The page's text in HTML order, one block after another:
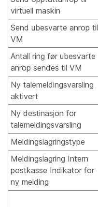
virtuell maskin
Send ubesvarte anrop til
VM
Antall ring før ubesvarte
anrop sendes til VM
Ny talemeldingsvarsling
aktivert
Ny destinasjon for
talemeldingsvarsling
Meldingslagringstype
Meldingslagring Intern
postkasse Indikator for
ny melding